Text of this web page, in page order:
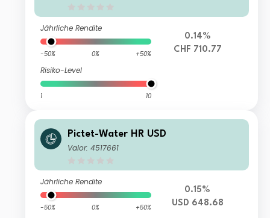
Jährliche Rendite
-50% 0% +50%
Risiko-Level
1 10
0.14%
CHF 710.77
Pictet-Water HR USD
Valor: 4517661
Jährliche Rendite
-50% 0% +50%
0.15%
USD 648.68